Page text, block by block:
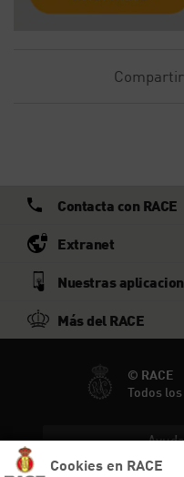
Cookies en RACE
Contacta con RACE
Extranet
Nuestras
Más del RACE
© RACE
Todos